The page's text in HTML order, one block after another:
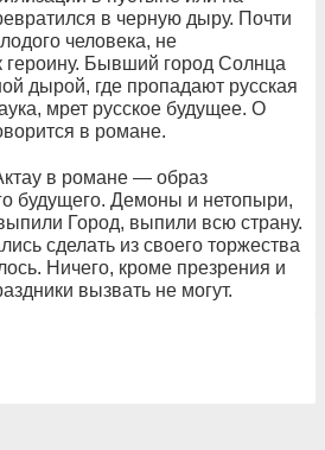
в черную дыру. Почти
человека, не
героину. Бывший город Солнца
дырой, где пропадают русская
мрет русское будущее. О
в романе.
в романе — образ
будущего. Демоны и нетопыри,
Город, выпили всю страну.
сделать из своего торжества
Ничего, кроме презрения и
вызвать не могут.